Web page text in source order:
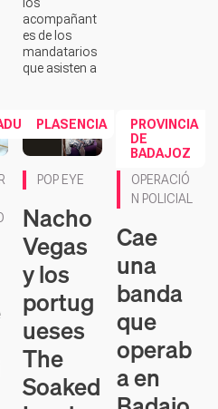
acompañant
es de los
mandatarios
que asisten a
Nacho
Vegas
y los
portug
ueses
The
Soaked
DE
BADAJOZ
N POLICIAL
Cae
una
banda
que
operab
a en
Badajo